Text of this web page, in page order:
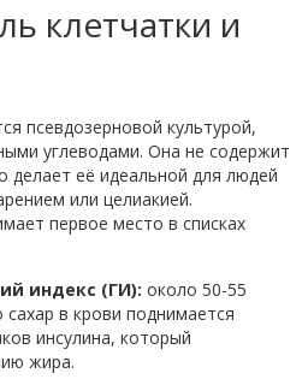
клетчатки и
псевдозерновой культурой,
углеводами. Она не содержит
делает её идеальной для людей
или целиакией.
первое место в списках
индекс (ГИ): около 50-55
в крови поднимается
инсулина, который
жира.